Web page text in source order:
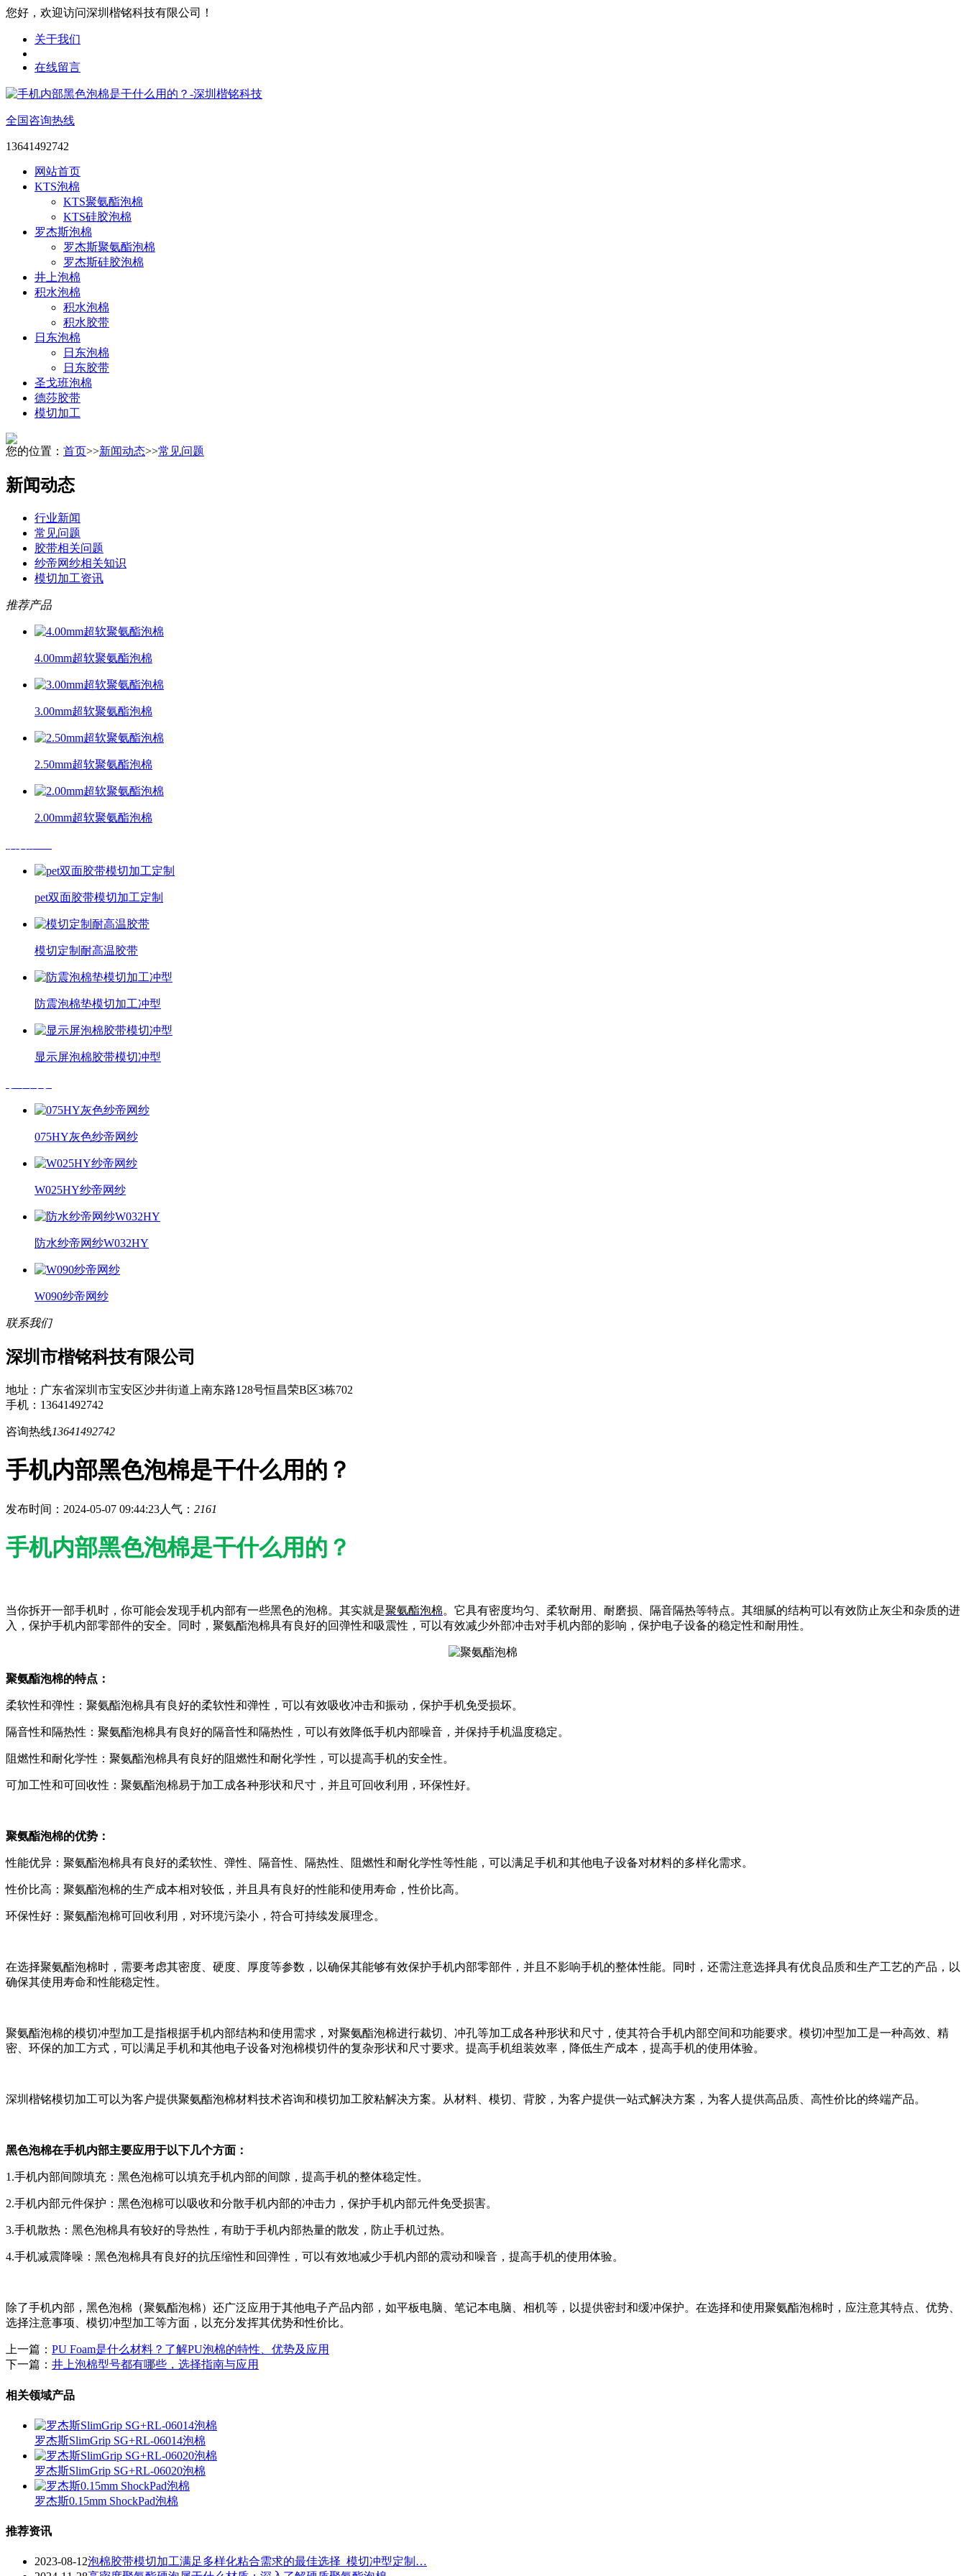
您好，欢迎访问深圳楷铭科技有限公司！
关于我们
在线留言
全国咨询热线
13641492742
网站首页
KTS泡棉
KTS聚氨酯泡棉
KTS硅胶泡棉
罗杰斯泡棉
罗杰斯聚氨酯泡棉
罗杰斯硅胶泡棉
井上泡棉
积水泡棉
积水泡棉
积水胶带
日东泡棉
日东泡棉
日东胶带
圣戈班泡棉
德莎胶带
模切加工
您的位置： 首页>>新闻动态>>常见问题
新闻动态
行业新闻
常见问题
胶带相关问题
纱帝网纱相关知识
模切加工资讯
推荐产品
4.00mm超软聚氨酯泡棉
3.00mm超软聚氨酯泡棉
2.50mm超软聚氨酯泡棉
2.00mm超软聚氨酯泡棉
pet双面胶带模切加工定制
模切定制耐高温胶带
防震泡棉垫模切加工冲型
显示屏泡棉胶带模切冲型
075HY灰色纱帝网纱
W025HY纱帝网纱
防水纱帝网纱W032HY
W090纱帝网纱
联系我们
深圳市楷铭科技有限公司
地址：广东省深圳市宝安区沙井街道上南东路128号恒昌荣B区3栋702
手机：13641492742
咨询热线13641492742
手机内部黑色泡棉是干什么用的？
发布时间：2024-05-07 09:44:23人气： 2161
手机内部黑色泡棉是干什么用的？
当你拆开一部手机时，你可能会发现手机内部有一些黑色的泡棉。其实就是聚氨酯泡棉。它具有密度均匀、柔软耐用、耐磨损、隔音隔热等特点。其细腻的结构可以有效防止灰尘和杂质的进
入，保护手机内部零部件的安全。同时，聚氨酯泡棉具有良好的回弹性和吸震性，可以有效减少外部冲击对手机内部的影响，保护电子设备的稳定性和耐用性。
聚氨酯泡棉的特点：
柔软性和弹性：聚氨酯泡棉具有良好的柔软性和弹性，可以有效吸收冲击和振动，保护手机免受损坏。
隔音性和隔热性：聚氨酯泡棉具有良好的隔音性和隔热性，可以有效降低手机内部噪音，并保持手机温度稳定。
阻燃性和耐化学性：聚氨酯泡棉具有良好的阻燃性和耐化学性，可以提高手机的安全性。
可加工性和可回收性：聚氨酯泡棉易于加工成各种形状和尺寸，并且可回收利用，环保性好。
聚氨酯泡棉的优势：
性能优异：聚氨酯泡棉具有良好的柔软性、弹性、隔音性、隔热性、阻燃性和耐化学性等性能，可以满足手机和其他电子设备对材料的多样化需求。
性价比高：聚氨酯泡棉的生产成本相对较低，并且具有良好的性能和使用寿命，性价比高。
环保性好：聚氨酯泡棉可回收利用，对环境污染小，符合可持续发展理念。
在选择聚氨酯泡棉时，需要考虑其密度、硬度、厚度等参数，以确保其能够有效保护手机内部零部件，并且不影响手机的整体性能。同时，还需注意选择具有优良品质和生产工艺的产品，以
确保其使用寿命和性能稳定性。
聚氨酯泡棉的模切冲型加工是指根据手机内部结构和使用需求，对聚氨酯泡棉进行裁切、冲孔等加工成各种形状和尺寸，使其符合手机内部空间和功能要求。模切冲型加工是一种高效、精
密、环保的加工方式，可以满足手机和其他电子设备对泡棉模切件的复杂形状和尺寸要求。提高手机组装效率，降低生产成本，提高手机的使用体验。
深圳楷铭模切加工可以为客户提供聚氨酯泡棉材料技术咨询和模切加工胶粘解决方案。从材料、模切、背胶，为客户提供一站式解决方案，为客人提供高品质、高性价比的终端产品。
黑色泡棉在手机内部主要应用于以下几个方面：
1.手机内部间隙填充：黑色泡棉可以填充手机内部的间隙，提高手机的整体稳定性。
2.手机内部元件保护：黑色泡棉可以吸收和分散手机内部的冲击力，保护手机内部元件免受损害。
3.手机散热：黑色泡棉具有较好的导热性，有助于手机内部热量的散发，防止手机过热。
4.手机减震降噪：黑色泡棉具有良好的抗压缩性和回弹性，可以有效地减少手机内部的震动和噪音，提高手机的使用体验。
除了手机内部，黑色泡棉（聚氨酯泡棉）还广泛应用于其他电子产品内部，如平板电脑、笔记本电脑、相机等，以提供密封和缓冲保护。在选择和使用聚氨酯泡棉时，应注意其特点、优势、
选择注意事项、模切冲型加工等方面，以充分发挥其优势和性价比。
上一篇： PU Foam是什么材料？了解PU泡棉的特性、优势及应用
下一篇： 井上泡棉型号都有哪些，选择指南与应用
相关领域产品
罗杰斯SlimGrip SG+RL-06014泡棉
罗杰斯SlimGrip SG+RL-06020泡棉
罗杰斯0.15mm ShockPad泡棉
推荐资讯
2023-08-12泡棉胶带模切加工满足多样化粘合需求的最佳选择_模切冲型定制…